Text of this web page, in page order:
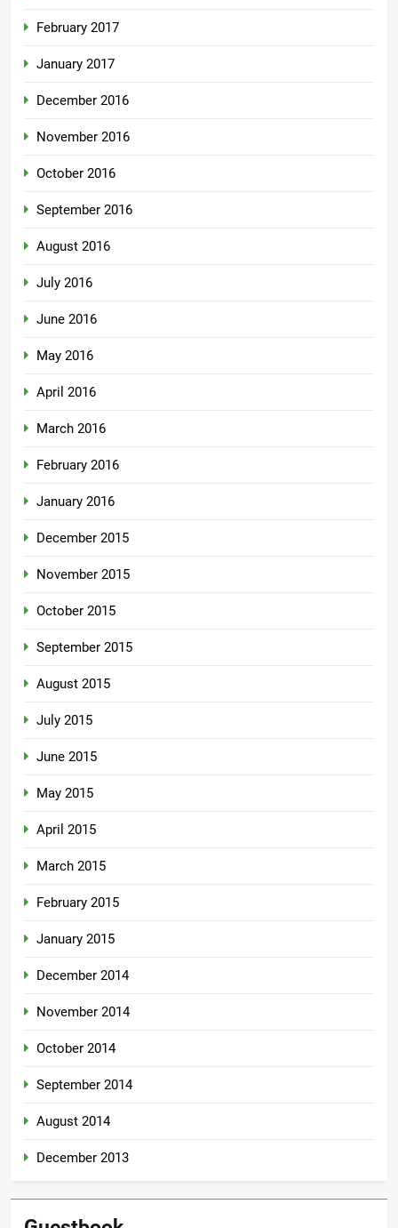
February 2017
January 2017
December 2016
November 2016
October 2016
September 2016
August 2016
July 2016
June 2016
May 2016
April 2016
March 2016
February 2016
January 2016
December 2015
November 2015
October 2015
September 2015
August 2015
July 2015
June 2015
May 2015
April 2015
March 2015
February 2015
January 2015
December 2014
November 2014
October 2014
September 2014
August 2014
December 2013